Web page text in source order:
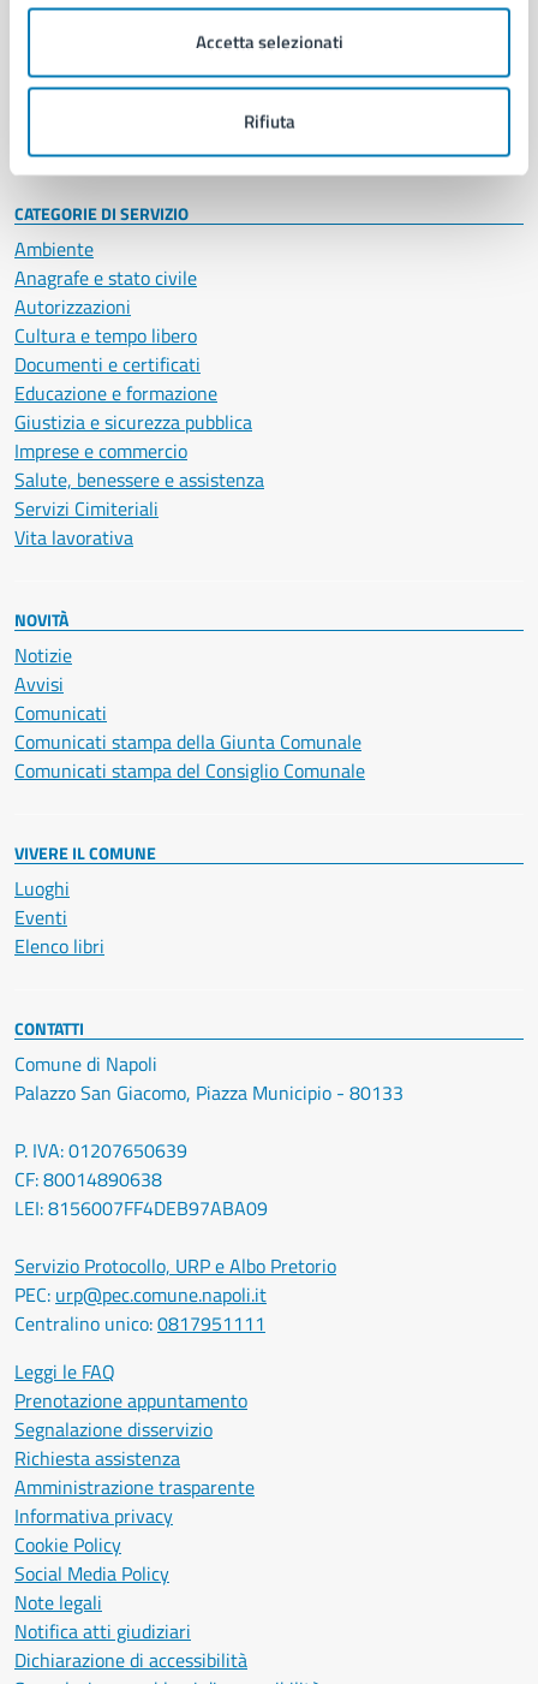
Accetta selezionati
Rifiuta
Enti e fondazioni
Personale amministrativo
Intranet, posta aziendale e protocollo
CATEGORIE DI SERVIZIO
Ambiente
Anagrafe e stato civile
Autorizzazioni
Cultura e tempo libero
Documenti e certificati
Educazione e formazione
Giustizia e sicurezza pubblica
Imprese e commercio
Salute, benessere e assistenza
Servizi Cimiteriali
Vita lavorativa
NOVITÀ
Notizie
Avvisi
Comunicati
Comunicati stampa della Giunta Comunale
Comunicati stampa del Consiglio Comunale
VIVERE IL COMUNE
Luoghi
Eventi
Elenco libri
CONTATTI
Comune di Napoli
Palazzo San Giacomo, Piazza Municipio - 80133
P. IVA: 01207650639
CF: 80014890638
LEI: 8156007FF4DEB97ABA09
Servizio Protocollo, URP e Albo Pretorio
PEC: urp@pec.comune.napoli.it
Centralino unico:0817951111
Leggi le FAQ
Prenotazione appuntamento
Segnalazione disservizio
Richiesta assistenza
Amministrazione trasparente
Informativa privacy
Cookie Policy
Social Media Policy
Note legali
Notifica atti giudiziari
Dichiarazione di accessibilità